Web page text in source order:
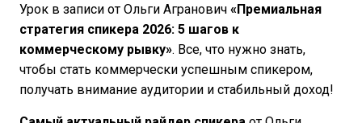
Урок в записи от Ольги Агранович «Премиальная
стратегия спикера 2026: 5 шагов к
коммерческому рывку». Все, что нужно знать,
чтобы стать коммерчески успешным спикером,
получать внимание аудитории и стабильный доход!